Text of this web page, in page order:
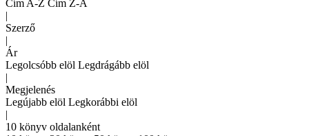
Cím A-Z Cím Z-A
|
Szerző
|
Ár
Legolcsóbb elöl Legdrágább elöl
|
Megjelenés
Legújabb elöl Legkorábbi elöl
|
10 könyv oldalanként